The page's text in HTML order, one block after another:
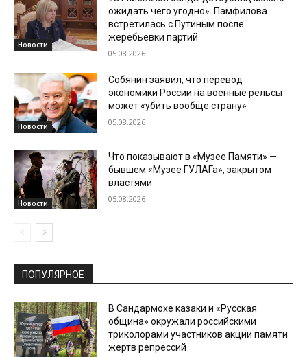
Новости
ожидать чего угодно». Памфилова
встретилась с Путиным после
жеребьевки партий
05.08.2026
Новости
Собянин заявил, что перевод
экономики России на военные рельсы
может «убить вообще страну»
05.08.2026
Новости
Что показывают в «Музее Памяти» —
бывшем «Музее ГУЛАГа», закрытом
властями
05.08.2026
ПОПУЛЯРНОЕ
В Сандармохе казаки и «Русская
община» окружали российскими
триколорами участников акции памяти
жертв репрессий